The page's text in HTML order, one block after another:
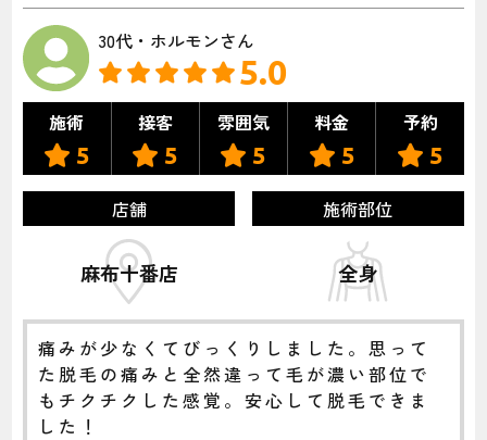
30代・ホルモンさん
5.0
施術
5
接客
5
雰囲気
5
料金
5
予約
5
店舗
麻布十番店
施術部位
全身
痛みが少なくてびっくりしました。思って
た脱毛の痛みと全然違って毛が濃い部位で
もチクチクした感覚。安心して脱毛できま
した！